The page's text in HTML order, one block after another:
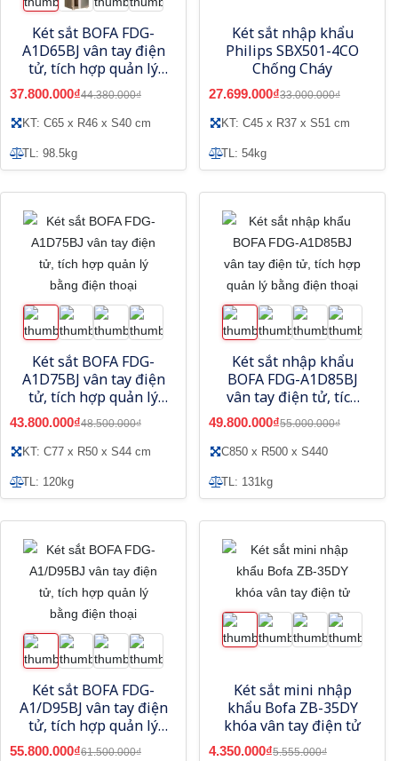
Két sắt BOFA FDG-
A1D65BJ vân tay điện
tử, tích hợp quản lý
bằng điện thoại
37.800.000₫44.380.000₫
KT: C65 x R46 x S40 cm
TL: 98.5kg
Két sắt nhập khẩu
Philips SBX501-4CO
Chống Cháy
27.699.000₫33.000.000₫
KT: C45 x R37 x S51 cm
TL: 54kg
Két sắt BOFA FDG-
A1D75BJ vân tay điện
tử, tích hợp quản lý
bằng điện thoại
43.800.000₫48.500.000₫
KT: C77 x R50 x S44 cm
TL: 120kg
Két sắt nhập khẩu
BOFA FDG-A1D85BJ
vân tay điện tử, tích
hợp quản lý bằng
điện thoại
49.800.000₫55.000.000₫
C850 x R500 x S440
TL: 131kg
Két sắt BOFA FDG-
A1/D95BJ vân tay điện
tử, tích hợp quản lý
bằng điện thoại
55.800.000₫61.500.000₫
Két sắt mini nhập
khẩu Bofa ZB-35DY
khóa vân tay điện tử
4.350.000₫5.555.000₫